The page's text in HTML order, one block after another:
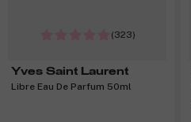
(323)
Yves Saint Laurent
Libre Eau De Parfum 50ml